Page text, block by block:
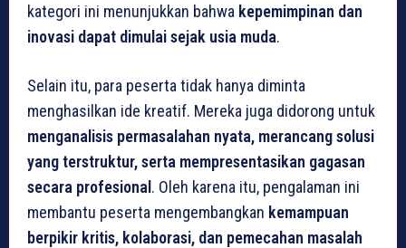
kategori ini menunjukkan bahwa kepemimpinan dan
inovasi dapat dimulai sejak usia muda.
Selain itu, para peserta tidak hanya diminta
menghasilkan ide kreatif. Mereka juga didorong untuk
menganalisis permasalahan nyata, merancang solusi
yang terstruktur, serta mempresentasikan gagasan
secara profesional. Oleh karena itu, pengalaman ini
membantu peserta mengembangkan kemampuan
berpikir kritis, kolaborasi, dan pemecahan masalah